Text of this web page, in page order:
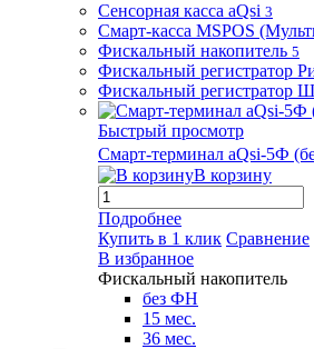
Сенсорная касса aQsi 3
Смарт-касса MSPOS
Фискальный накопитель 5
Фискальный регистратор
Фискальный регистратор
Быстрый просмотр
Смарт-терминал aQsi-5Ф
В корзину
Подробнее
Купить в 1 клик Сравнение
В избранное
Фискальный накопитель
без ФН
15 мес.
36 мес.